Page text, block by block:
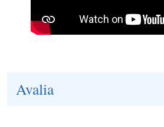
Avalia